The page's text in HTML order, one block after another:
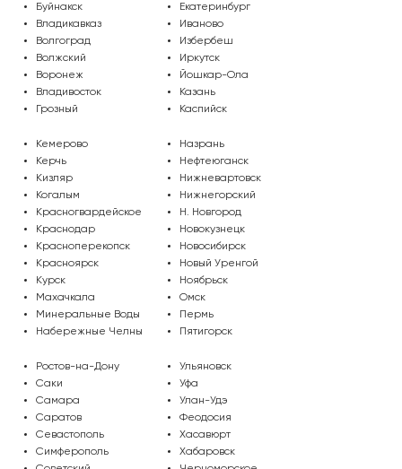
Буйнакск
Владикавказ
Волгоград
Волжский
Воронеж
Владивосток
Грозный
Екатеринбург
Иваново
Избербеш
Иркутск
Йошкар-Ола
Казань
Каспийск
Кемерово
Керчь
Кизляр
Когалым
Красногвардейское
Краснодар
Красноперекопск
Красноярск
Курск
Махачкала
Минеральные Воды
Набережные Челны
Назрань
Нефтеюганск
Нижневартовск
Нижнегорский
Н. Новгород
Новокузнецк
Новосибирск
Новый Уренгой
Ноябрьск
Омск
Пермь
Пятигорск
Ростов-на-Дону
Саки
Самара
Саратов
Севастополь
Симферополь
Ульяновск
Уфа
Улан-Удэ
Феодосия
Хасавюрт
Хабаровск